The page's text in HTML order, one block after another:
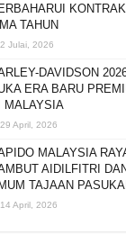
KONTRAK
TAHUN
2 Julai, 2026
DAVIDSON
ERA BARU
MALAYSIA
29 April, 2026
MALAYSIA
AIDILFITRI
TAJAAN
14 April, 2026